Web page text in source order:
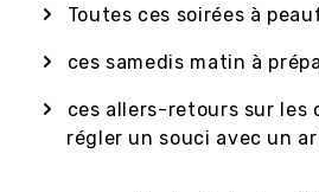
Toutes ces soirées à
ces samedis matin à
ces allers-retours sur les
régler un souci avec un